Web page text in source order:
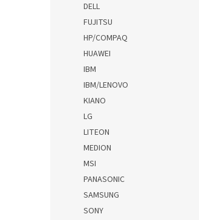
DELL
FUJITSU
HP/COMPAQ
HUAWEI
IBM
IBM/LENOVO
KIANO
LG
LITEON
MEDION
MSI
PANASONIC
SAMSUNG
SONY